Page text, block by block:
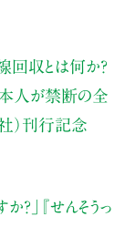
線回収とは何か？
人が禁断の全
）刊行記念
？」
『せんそうっ